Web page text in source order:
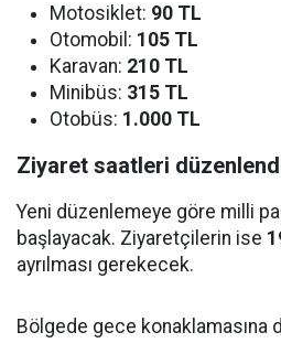
Motosiklet: 90 TL
Otomobil: 105 TL
Karavan: 210 TL
Minibüs: 315 TL
Otobüs: 1.000 TL
Ziyaret saatleri
Yeni düzenlemeye göre milli
başlayacak. Ziyaretçilerin ise
ayrılması gerekecek.
Bölgede gece konaklamasına